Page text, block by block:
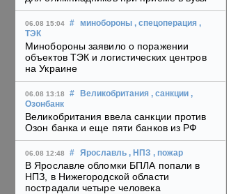
06.08 15:04 # минобороны , спецоперация ,
ТЭК
Минобороны заявило о поражении
объектов ТЭК и логистических центров
на Украине
06.08 13:18 # Великобритания , санкции ,
Озонбанк
Великобритания ввела санкции против
Озон банка и еще пяти банков из РФ
06.08 12:48 # Ярославль , НПЗ , пожар
В Ярославле обломки БПЛА попали в
НПЗ, в Нижегородской области
пострадали четыре человека